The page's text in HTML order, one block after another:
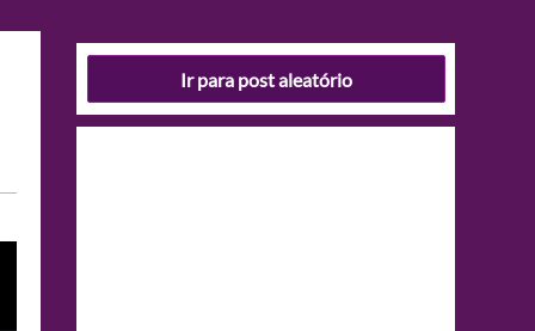
Ir para post aleatório